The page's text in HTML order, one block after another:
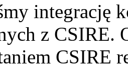
integrację
z CSIRE.
CSIRE